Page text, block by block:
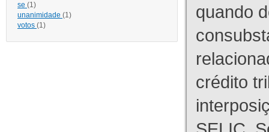
se (1)
unanimidade (1)
votos (1)
quando
crédito